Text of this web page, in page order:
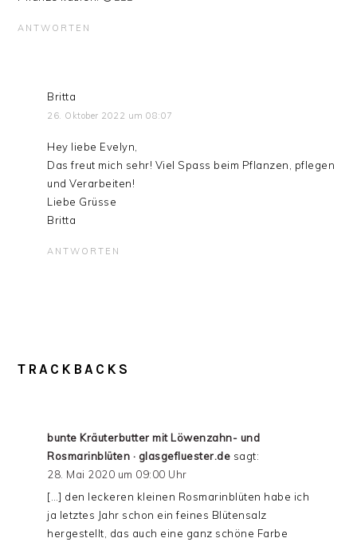
ANTWORTEN
Britta
26. Oktober 2022 um 08:07
Hey liebe Evelyn,
Das freut mich sehr! Viel Spass beim Pflanzen, pflegen
und Verarbeiten!
Liebe Grüsse
Britta
ANTWORTEN
TRACKBACKS
bunte Kräuterbutter mit Löwenzahn- und
Rosmarinblüten · glasgefluester.de sagt:
28. Mai 2020 um 09:00 Uhr
[…] den leckeren kleinen Rosmarinblüten habe ich
ja letztes Jahr schon ein feines Blütensalz
hergestellt, das auch eine ganz schöne Farbe